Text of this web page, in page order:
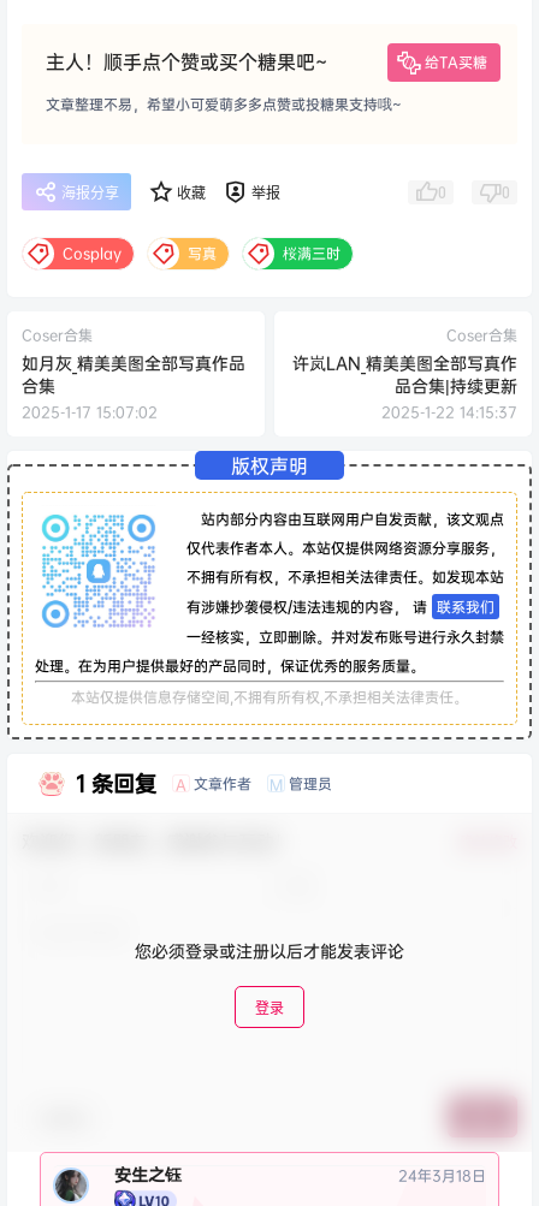
主人！顺手点个赞或买个糖果吧~ 给TA买糖
文章整理不易，希望小可爱萌多多点赞或投糖果支持哦~
海报分享 收藏 举报 0 0
Cosplay 写真 桜满三时
Coser合集
如月灰_精美美图全部写真作品
合集
2025-1-17 15:07:02
Coser合集
许岚LAN_精美美图全部写真作
品合集|持续更新
2025-1-22 14:15:37
版权声明
站内部分内容由互联网用户自发贡献，该文观点
仅代表作者本人。本站仅提供网络资源分享服务，
不拥有所有权，不承担相关法律责任。如发现本站
有涉嫌抄袭侵权/违法违规的内容， 请 联系我们
一经核实，立即删除。并对发布账号进行永久封禁
处理。在为用户提供最好的产品同时，保证优秀的服务质量。
本站仅提供信息存储空间,不拥有所有权,不承担相关法律责任。
1 条回复 A 文章作者 M 管理员
您必须登录或注册以后才能发表评论
登录
安生之钰 24年3月18日